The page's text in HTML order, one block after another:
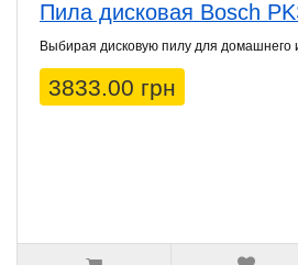
Пила дисковая Bosch
Выбирая дисковую пилу для домашнего
3833.00 грн